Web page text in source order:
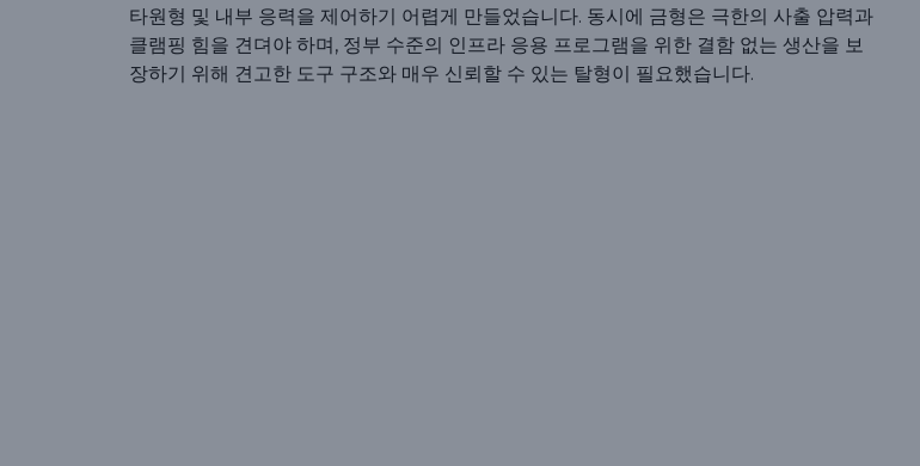
타원형 및 내부 응력을 제어하기 어렵게 만들었습니다. 동시에 금형은 극한의 사출 압력과
클램핑 힘을 견뎌야 하며, 정부 수준의 인프라 응용 프로그램을 위한 결함 없는 생산을 보
장하기 위해 견고한 도구 구조와 매우 신뢰할 수 있는 탈형이 필요했습니다.